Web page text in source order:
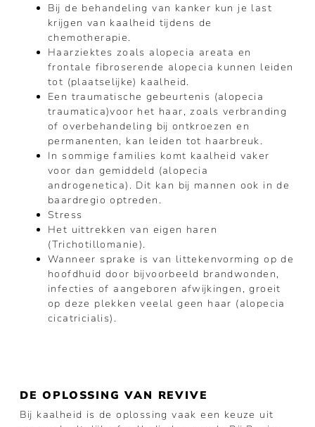
Bij de behandeling van kanker kun je last
krijgen van kaalheid tijdens de
chemotherapie.
Haarziektes zoals alopecia areata en
frontale fibroserende alopecia kunnen leiden
tot (plaatselijke) kaalheid.
Een traumatische gebeurtenis (alopecia
traumatica)voor het haar, zoals verbranding
of overbehandeling bij ontkroezen en
permanenten, kan leiden tot haarbreuk.
In sommige families komt kaalheid vaker
voor dan gemiddeld (alopecia
androgenetica). Dit kan bij mannen ook in de
baardregio optreden.
Stress
Het uittrekken van eigen haren
(Trichotillomanie).
Wanneer sprake is van littekenvorming op de
hoofdhuid door bijvoorbeeld brandwonden,
infecties of aangeboren afwijkingen, groeit
op deze plekken veelal geen haar (alopecia
cicatricialis).
DE OPLOSSING VAN REVIVE
Bij kaalheid is de oplossing vaak een keuze uit